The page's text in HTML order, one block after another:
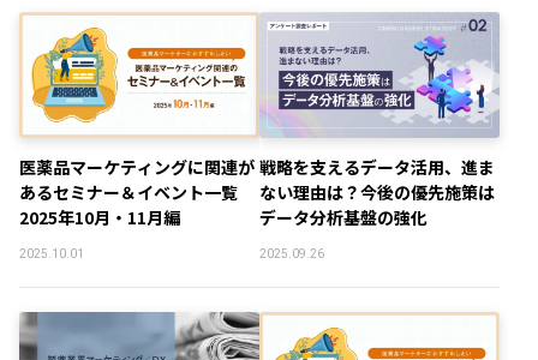
医薬品マーケティングに関連が
あるセミナー＆イベント一覧
2025年10月・11月編
2025.10.01
戦略を支えるデータ活用、進ま
ない理由は？今後の優先施策は
データ分析基盤の強化
2025.09.26